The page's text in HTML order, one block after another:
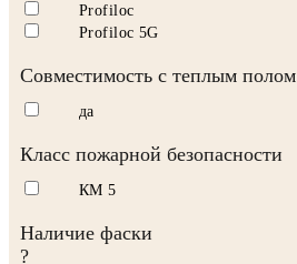
Profiloc
Profiloc 5G
Совместимость с теплым полом
да
Класс пожарной безопасности
КМ 5
Наличие фаски
?